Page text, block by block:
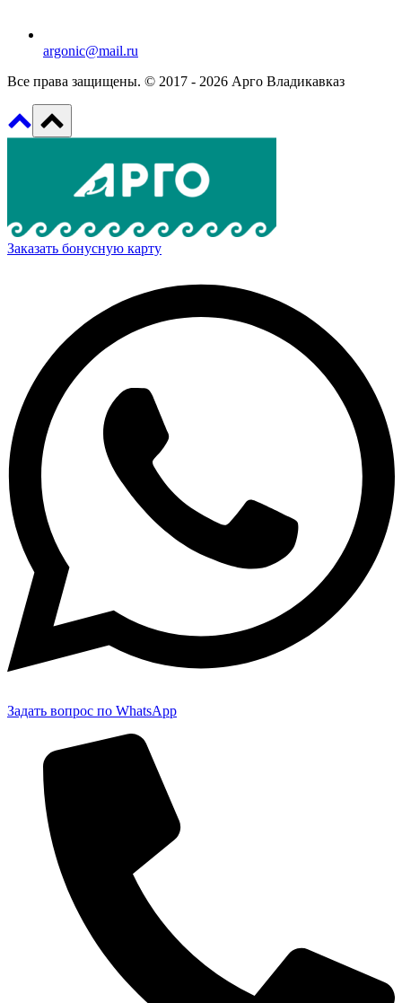
argonic@mail.ru
Все права защищены. © 2017 - 2026 Арго Владикавказ
Заказать бонусную карту
Задать вопрос по WhatsApp